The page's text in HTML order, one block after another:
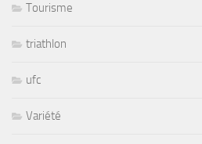
Tourisme
triathlon
ufc
Variété